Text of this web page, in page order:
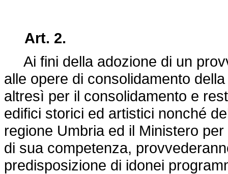
Art. 2.
Ai fini della adozione di un
alle opere di consolidamento
altresì per il consolidamento e
edifici storici ed artistici nonché
regione Umbria ed il Ministero
di sua competenza,
predisposizione di idonei